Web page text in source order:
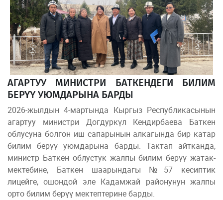
АГАРТУУ МИНИСТРИ БАТКЕНДЕГИ БИЛИМ
БЕРҮҮ УЮМДАРЫНА БАРДЫ
2026-жылдын 4-мартында Кыргыз Республикасынын
агартуу министри Догдуркүл Кендирбаева Баткен
облусуна болгон иш сапарынын алкагында бир катар
билим берүү уюмдарына барды. Тактап айтканда,
министр Баткен облустук жалпы билим берүү жатак-
мектебине, Баткен шаарындагы №57 кесиптик
лицейге, ошондой эле Кадамжай районунун жалпы
орто билим берүү мектептерине барды.